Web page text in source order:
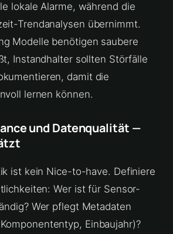
lokale Alarme, während die
Trendanalysen übernimmt.
Modelle benötigen saubere
Instandhalter sollten Störfälle
damit die
lernen können.
und Datenqualität —
ist kein Nice-to-have. Definiere
Wer ist für Sensor-
Wer pflegt Metadaten
Einbaujahr)?